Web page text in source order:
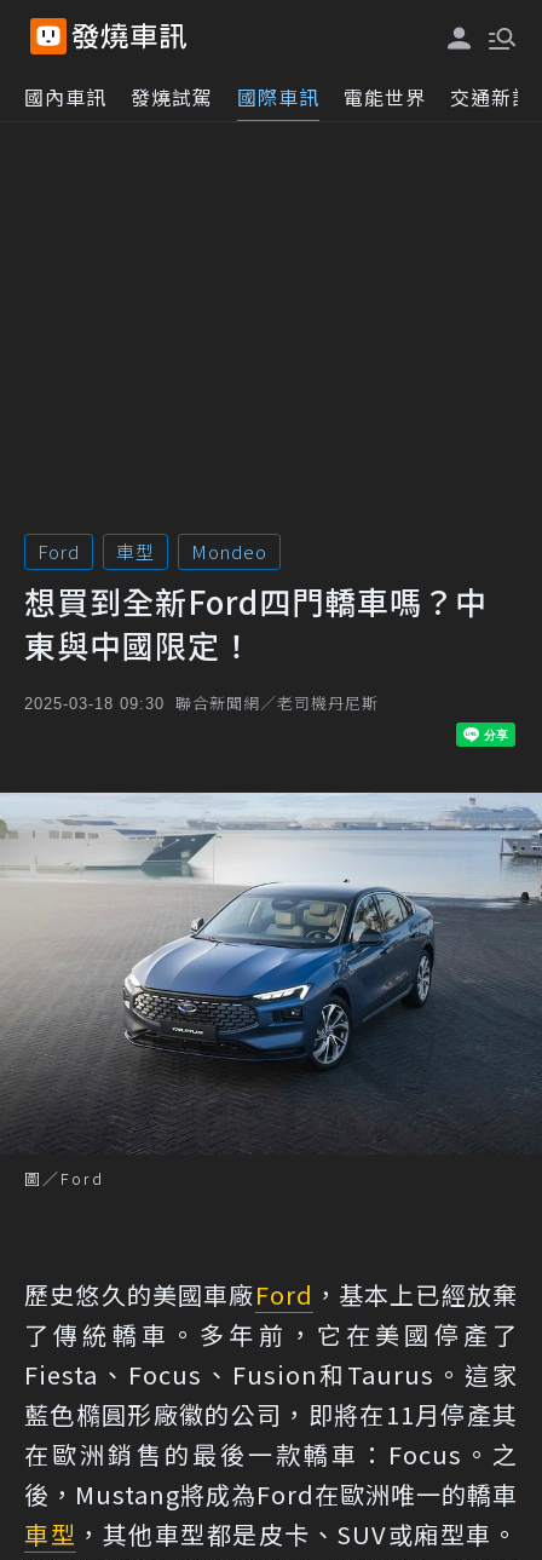
國內車訊 發燒試駕 國際車訊 電能世界 交通新訊
Ford 車型 Mondeo
想買到全新Ford四門轎車嗎？中
東與中國限定！
2025-03-18 09:30 聯合新聞網／老司機丹尼斯
圖／Ford
歷史悠久的美國車廠Ford ，基本上已經放棄
了傳統轎車。多年前，它在美國停產了
Fiesta、Focus、Fusion和Taurus。這家
藍色橢圓形廠徽的公司，即將在11月停產其
在歐洲銷售的最後一款轎車：Focus。之
後，Mustang將成為Ford在歐洲唯一的轎車
車型 ，其他車型都是皮卡、SUV或廂型車。